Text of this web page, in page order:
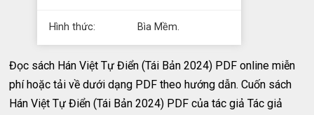
Hình thức: Bìa Mềm.
Đọc sách Hán Việt Tự Điển (Tái Bản 2024) PDF online miễn
phí hoặc tải về dưới dạng PDF theo hướng dẫn. Cuốn sách
Hán Việt Tự Điển (Tái Bản 2024) PDF của tác giả Tác giả